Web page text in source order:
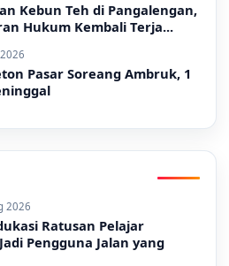
Kebun Teh di Pangalengan,
Hukum Kembali Terja...
Pasar Soreang Ambruk, 1
2026
Ratusan Pelajar
Pengguna Jalan yang